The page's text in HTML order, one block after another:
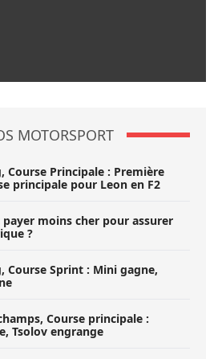
MOTORSPORT
Course Principale : Première
principale pour Leon en F2
moins cher pour assurer
?
Course Sprint : Mini gagne,
Course principale :
Tsolov engrange